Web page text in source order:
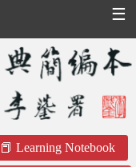
☰
Learning Notebook